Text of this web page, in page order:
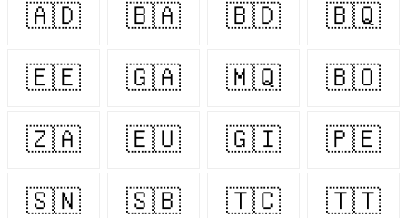
🇦🇩 🇧🇦 🇧🇩 🇧🇶
🇪🇪 🇬🇦 🇲🇶 🇧🇴
🇿🇦 🇪🇺 🇬🇮 🇵🇪
🇸🇳 🇸🇧 🇹🇨 🇹🇹